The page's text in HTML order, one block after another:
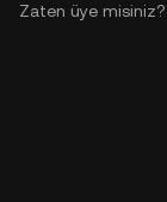
Zaten üye misiniz?